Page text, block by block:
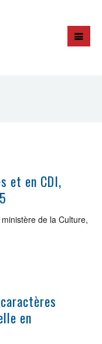
et en CDI,
de la Culture,
en